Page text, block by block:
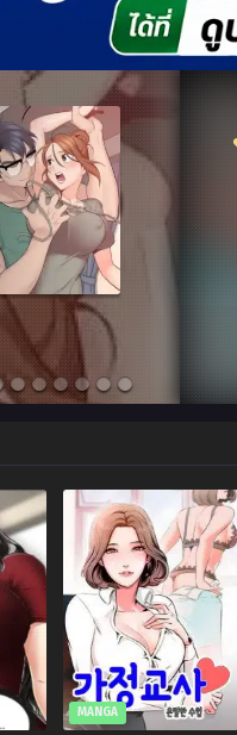
บทเรียนระดับเอกภพ | [GINHAHA] KOIBASHIRA NO ONEE-SAN TO ISSHONI SHUGYOU SHIYOU + SP (KIMETSU NO YAIBA)
MANGA